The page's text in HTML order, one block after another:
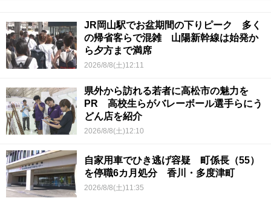
JR岡山駅でお盆期間の下りピーク 多く
の帰省客らで混雑 山陽新幹線は始発か
ら夕方まで満席
2026/8/8(土)12:11
県外から訪れる若者に高松市の魅力を
PR 高校生らがバレーボール選手らにう
どん店を紹介
2026/8/8(土)12:10
自家用車でひき逃げ容疑 町係長（55）
を停職6カ月処分 香川・多度津町
2026/8/8(土)11:35